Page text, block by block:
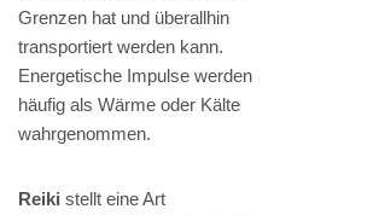
Grenzen hat und überallhin
transportiert werden kann.
Energetische Impulse werden
häufig als Wärme oder Kälte
wahrgenommen.
Reiki stellt eine Art